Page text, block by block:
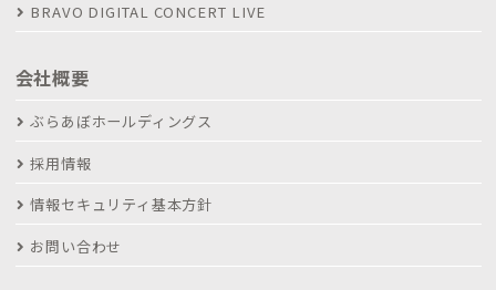
BRAVO DIGITAL CONCERT LIVE
会社概要
ぶらあぼホールディングス
採用情報
情報セキュリティ基本方針
お問い合わせ